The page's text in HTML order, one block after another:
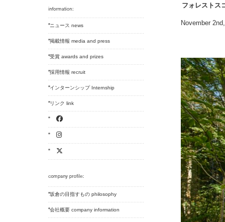
ニュース news
掲載情報 media and press
受賞 awards and prizes
採用情報 recruit
インターンシップ Internship
リンク link
坂倉の目指すもの philosophy
会社概要 company information
フォレストス
November